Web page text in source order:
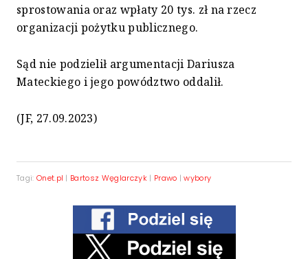
sprostowania oraz wpłaty 20 tys. zł na rzecz
organizacji pożytku publicznego.
Sąd nie podzielił argumentacji Dariusza
Mateckiego i jego powództwo oddalił.
(JF, 27.09.2023)
Tagi: Onet.pl | Bartosz Węglarczyk | Prawo |wybory